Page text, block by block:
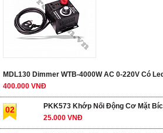
MDL130 Dimmer WTB-4000W AC 0-220V Có
400.000 VNĐ
02
PKK573 Khớp Nối Động Cơ Mặt
25.000 VNĐ